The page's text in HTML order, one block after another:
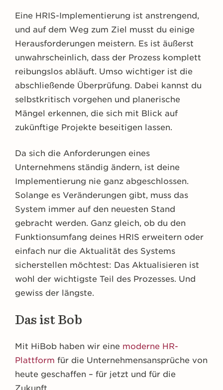
Eine HRIS-Implementierung ist anstrengend,
und auf dem Weg zum Ziel musst du einige
Herausforderungen meistern. Es ist äußerst
unwahrscheinlich, dass der Prozess komplett
reibungslos abläuft. Umso wichtiger ist die
abschließende Überprüfung. Dabei kannst du
selbstkritisch vorgehen und planerische
Mängel erkennen, die sich mit Blick auf
zukünftige Projekte beseitigen lassen.
Da sich die Anforderungen eines
Unternehmens ständig ändern, ist deine
Implementierung nie ganz abgeschlossen.
Solange es Veränderungen gibt, muss das
System immer auf den neuesten Stand
gebracht werden. Ganz gleich, ob du den
Funktionsumfang deines HRIS erweitern oder
einfach nur die Aktualität des Systems
sicherstellen möchtest: Das Aktualisieren ist
wohl der wichtigste Teil des Prozesses. Und
gewiss der längste.
Das ist Bob
Mit HiBob haben wir eine moderne HR-
Plattform für die Unternehmensansprüche von
heute geschaffen – für jetzt und für die
Zukunft.